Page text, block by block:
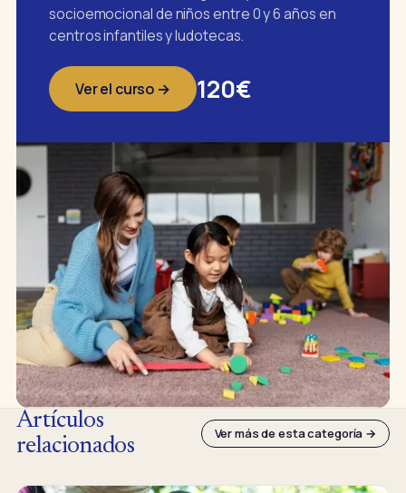
socioemocional de niños entre 0 y 6 años en
centros infantiles y ludotecas.
Ver el curso → 120€
Artículos
relacionados
Ver más de esta categoría →